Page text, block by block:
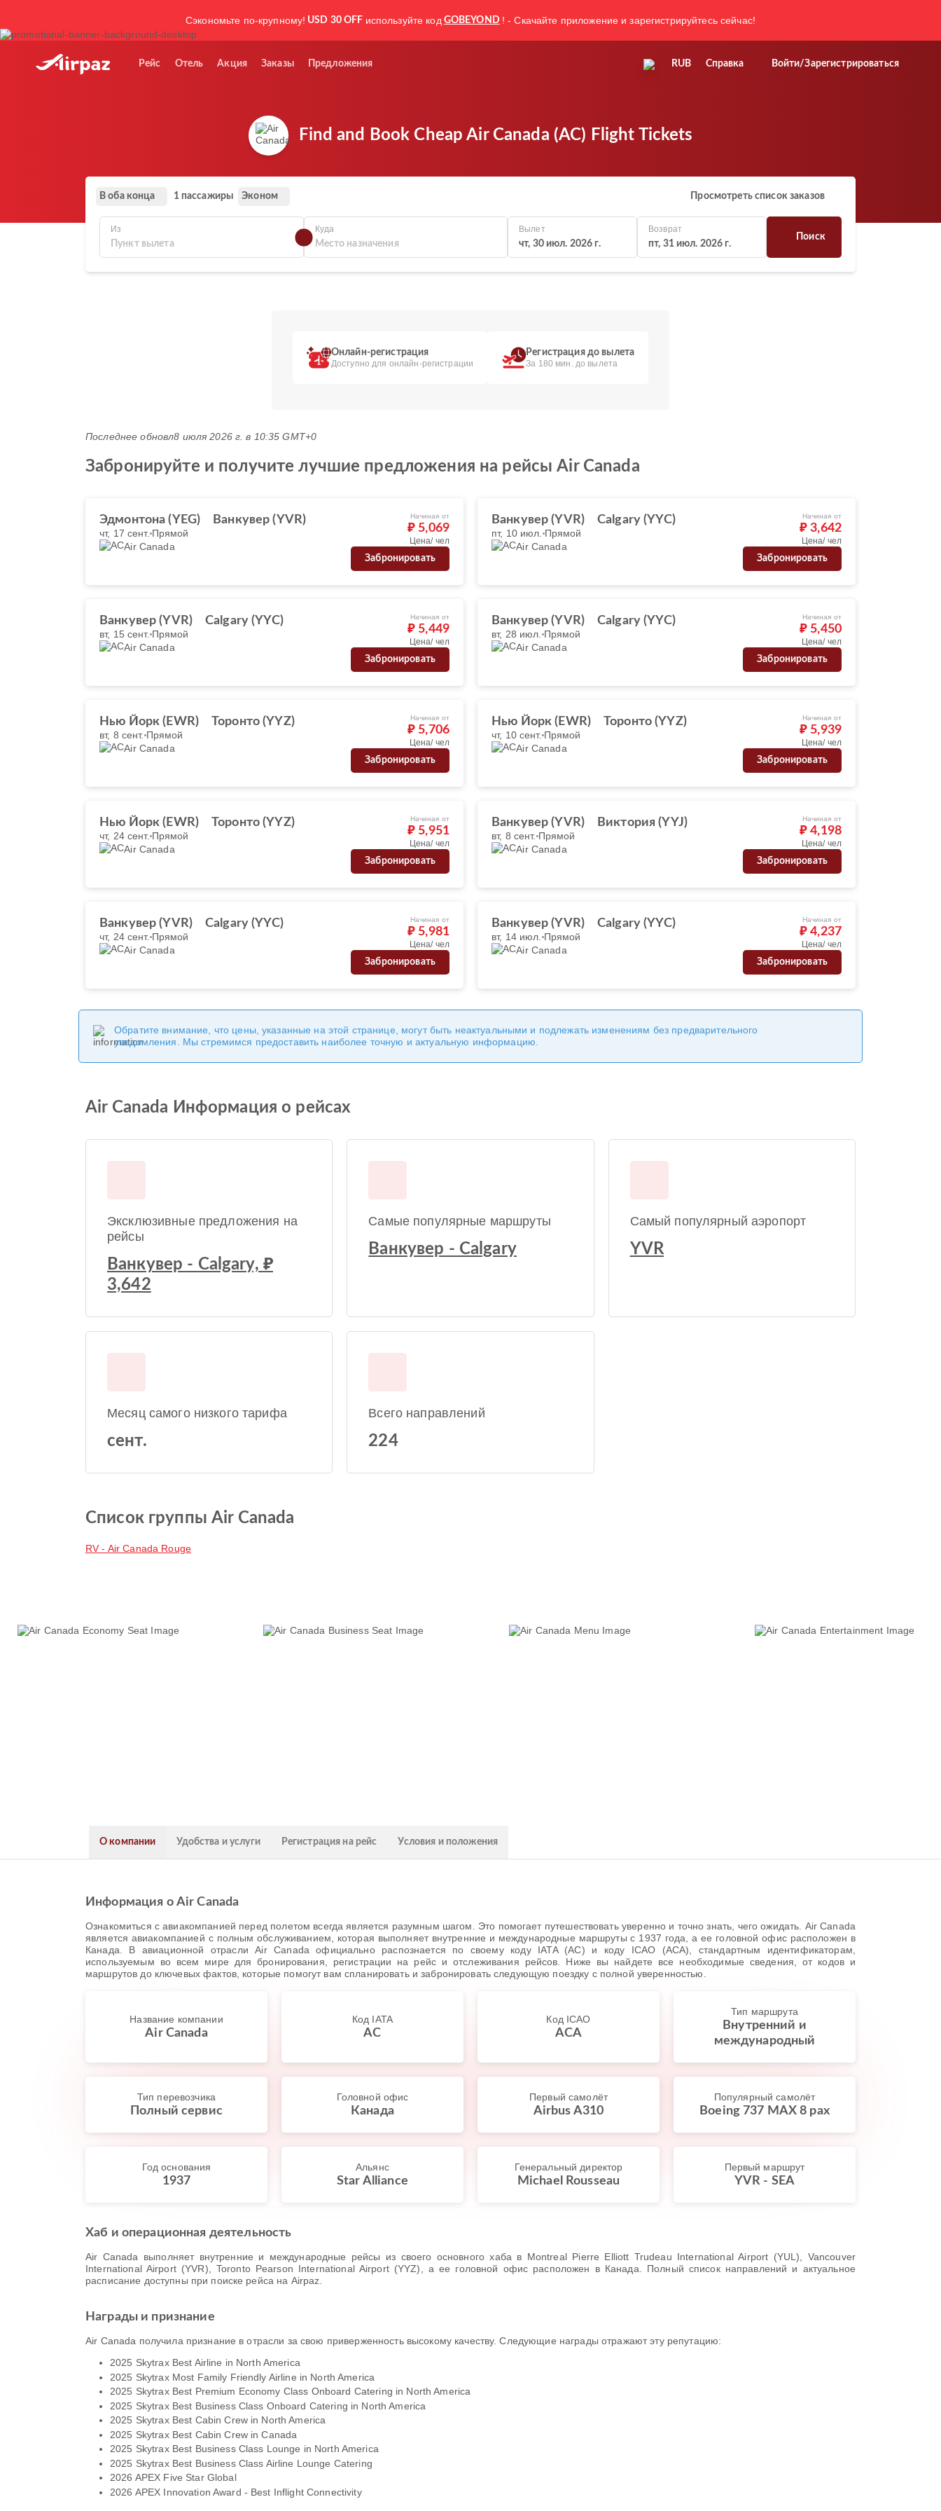
Сэкономьте по-крупному! USD 30 OFF используйте код GOBEYOND ! - Скачайте приложение и зарегистрируйтесь сейчас!
Рейс Отель Акция Заказы Предложения RUB Справка Войти/Зарегистрироваться
Find and Book Cheap Air Canada (AC) Flight Tickets
В оба конца 1 пассажиры Эконом Просмотреть список заказов
Из Куда
Вылет
чт, 30 июл. 2026 г.
Возврат
пт, 31 июл. 2026 г.
Поиск
Онлайн-регистрация
Доступно для онлайн-регистрации
Регистрация до вылета
За 180 мин. до вылета
Последнее обновл8 июля 2026 г. в 10:35 GMT+0
Забронируйте и получите лучшие предложения на рейсы Air Canada
Эдмонтона (YEG) Ванкувер (YVR)
чт, 17 сент. Прямой
Air Canada
Начиная от
₽ 5,069
Цена/ чел
Забронировать
Ванкувер (YVR) Calgary (YYC)
пт, 10 июл. Прямой
Air Canada
Начиная от
₽ 3,642
Цена/ чел
Забронировать
Ванкувер (YVR) Calgary (YYC)
вт, 15 сент. Прямой
Air Canada
Начиная от
₽ 5,449
Цена/ чел
Забронировать
Ванкувер (YVR) Calgary (YYC)
вт, 28 июл. Прямой
Air Canada
Начиная от
₽ 5,450
Цена/ чел
Забронировать
Нью Йорк (EWR) Торонто (YYZ)
вт, 8 сент. Прямой
Air Canada
Начиная от
₽ 5,706
Цена/ чел
Забронировать
Нью Йорк (EWR) Торонто (YYZ)
чт, 10 сент. Прямой
Air Canada
Начиная от
₽ 5,939
Цена/ чел
Забронировать
Нью Йорк (EWR) Торонто (YYZ)
чт, 24 сент. Прямой
Air Canada
Начиная от
₽ 5,951
Цена/ чел
Забронировать
Ванкувер (YVR) Виктория (YYJ)
вт, 8 сент. Прямой
Air Canada
Начиная от
₽ 4,198
Цена/ чел
Забронировать
Ванкувер (YVR) Calgary (YYC)
чт, 24 сент. Прямой
Air Canada
Начиная от
₽ 5,981
Цена/ чел
Забронировать
Ванкувер (YVR) Calgary (YYC)
вт, 14 июл. Прямой
Air Canada
Начиная от
₽ 4,237
Цена/ чел
Забронировать
Обратите внимание, что цены, указанные на этой странице, могут быть неактуальными и подлежать изменениям без предварительного
уведомления. Мы стремимся предоставить наиболее точную и актуальную информацию.
Air Canada Информация о рейсах
Эксклюзивные предложения на
рейсы
Ванкувер - Calgary, ₽
3,642
Самые популярные маршруты
Ванкувер - Calgary
Самый популярный аэропорт
YVR
Месяц самого низкого тарифа
сент.
Всего направлений
224
Список группы Air Canada
RV - Air Canada Rouge
О компании Удобства и услуги Регистрация на рейс Условия и положения
Информация о Air Canada
Ознакомиться с авиакомпанией перед полетом всегда является разумным шагом. Это помогает путешествовать уверенно и точно знать, чего ожидать. Air Canada
является авиакомпанией с полным обслуживанием, которая выполняет внутренние и международные маршруты с 1937 года, а ее головной офис расположен в
Канада. В авиационной отрасли Air Canada официально распознается по своему коду IATA (AC) и коду ICAO (ACA), стандартным идентификаторам,
используемым во всем мире для бронирования, регистрации на рейс и отслеживания рейсов. Ниже вы найдете все необходимые сведения, от кодов и
маршрутов до ключевых фактов, которые помогут вам спланировать и забронировать следующую поездку с полной уверенностью.
Название компании
Air Canada
Код IATA
AC
Код ICAO
ACA
Тип маршрута
Внутренний и
международный
Тип перевозчика
Полный сервис
Головной офис
Канада
Первый самолёт
Airbus A310
Популярный самолёт
Boeing 737 MAX 8 pax
Год основания
1937
Альянс
Star Alliance
Генеральный директор
Michael Rousseau
Первый маршрут
YVR - SEA
Хаб и операционная деятельность
Air Canada выполняет внутренние и международные рейсы из своего основного хаба в Montreal Pierre Elliott Trudeau International Airport (YUL), Vancouver
International Airport (YVR), Toronto Pearson International Airport (YYZ), а ее головной офис расположен в Канада. Полный список направлений и актуальное
расписание доступны при поиске рейса на Airpaz.
Награды и признание
Air Canada получила признание в отрасли за свою приверженность высокому качеству. Следующие награды отражают эту репутацию:
2025 Skytrax Best Airline in North America
2025 Skytrax Most Family Friendly Airline in North America
2025 Skytrax Best Premium Economy Class Onboard Catering in North America
2025 Skytrax Best Business Class Onboard Catering in North America
2025 Skytrax Best Cabin Crew in North America
2025 Skytrax Best Cabin Crew in Canada
2025 Skytrax Best Business Class Lounge in North America
2025 Skytrax Best Business Class Airline Lounge Catering
2026 APEX Five Star Global
2026 APEX Innovation Award - Best Inflight Connectivity